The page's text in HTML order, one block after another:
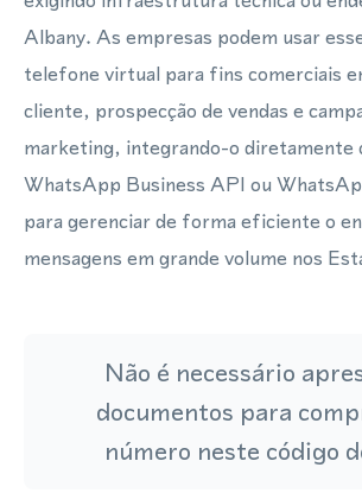
Albany. As empresas podem usar
telefone virtual para fins comerciais
cliente, prospecção de vendas e
marketing, integrando-o diretamente
WhatsApp Business API ou
para gerenciar de forma eficiente o
mensagens em grande volume nos
Não é necessário
documentos para
número neste código